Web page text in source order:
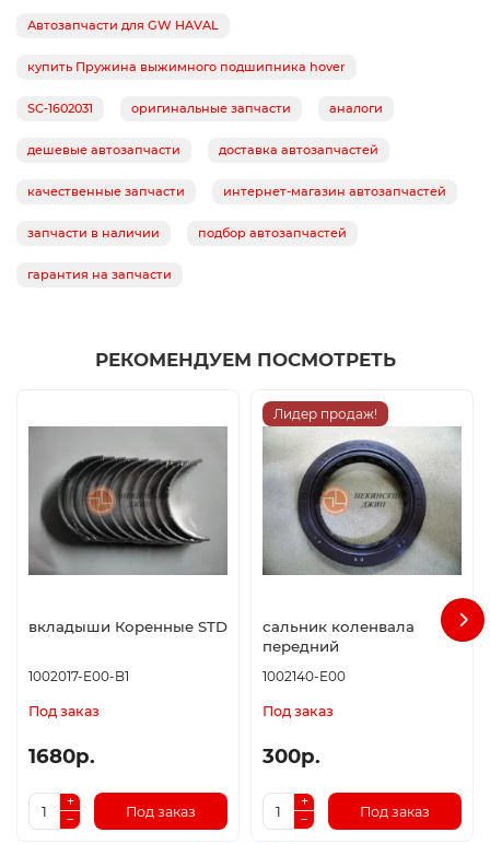
Автозапчасти для GW HAVAL
купить Пружина выжимного подшипника hover
SC-1602031 оригинальные запчасти аналоги
дешевые автозапчасти доставка автозапчастей
качественные запчасти интернет-магазин автозапчастей
запчасти в наличии подбор автозапчастей
гарантия на запчасти
РЕКОМЕНДУЕМ ПОСМОТРЕТЬ
вкладыши Коренные STD
1002017-E00-B1
Под заказ
1680р.
Под заказ
Лидер продаж!
сальник коленвала
передний
1002140-E00
Под заказ
300р.
Под заказ